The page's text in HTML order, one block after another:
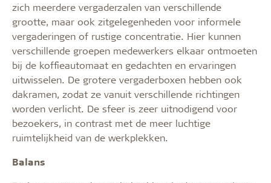
zich meerdere vergaderzalen van verschillende
grootte, maar ook zitgelegenheden voor informele
vergaderingen of rustige concentratie. Hier kunnen
verschillende groepen medewerkers elkaar ontmoeten
bij de koffieautomaat en gedachten en ervaringen
uitwisselen. De grotere vergaderboxen hebben ook
dakramen, zodat ze vanuit verschillende richtingen
worden verlicht. De sfeer is zeer uitnodigend voor
bezoekers, in contrast met de meer luchtige
ruimtelijkheid van de werkplekken.
Balans